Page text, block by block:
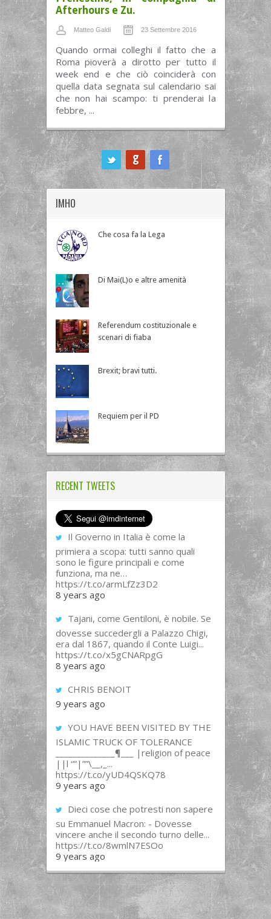
Afterhours e Zu.
Matteo Galdi 23 Settembre 2016
Quando ormai colleghi il fatto che a
Roma pioverà a dirotto per tutto il
week end e che ciò coinciderà con
quella data segnata sul calendario sai
che non hai scampo: ti prenderai la
febbre, ...
IMHO
Che cosa fa la Lega
Di Mai(L)o e altre amenità
Referendum costituzionale e
scenari di fiaba
Brexit; bravi tutti.
Requiem per il PD
RECENT TWEETS
Il Governo in Italia è come la
primiera a scopa: tutti sanno quali
sono le figure principali e come
funziona, ma ne…
https://t.co/armLfZz3D2
8 years ago
Tajani, come Gentiloni, è nobile. Se
dovesse succedergli a Palazzo Chigi,
era dal 1867, quando il Conte Luigi...
https://t.co/x5gCNARpgG
8 years ago
CHRIS BENOIT
9 years ago
YOU HAVE BEEN VISITED BY THE
ISLAMIC TRUCK OF TOLERANCE
______________¶___ |religion of peace
||l “”|””\__,_...
https://t.co/yUD4QSKQ78
9 years ago
Dieci cose che potresti non sapere
su Emmanuel Macron: - Dovesse
vincere anche il secondo turno delle...
https://t.co/8wmlN7ESOo
9 years ago